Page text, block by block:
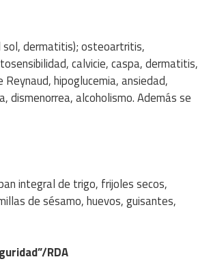
sol, dermatitis); osteoartritis,
calvicie, caspa, dermatitis,
hipoglucemia, ansiedad,
dismenorrea, alcoholismo. Además se
integral de trigo, frijoles secos,
de sésamo, huevos, guisantes,
RDA